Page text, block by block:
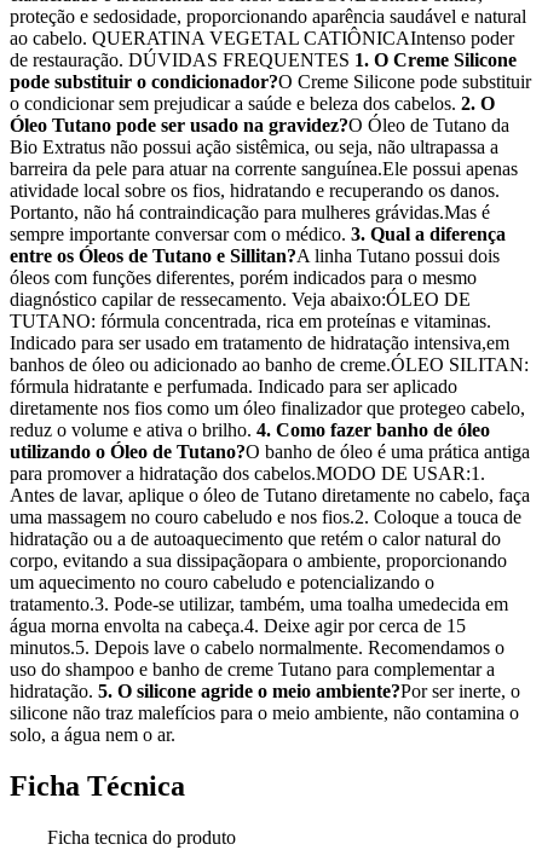
proteção e sedosidade, proporcionando aparência saudável e natural
ao cabelo. QUERATINA VEGETAL CATIÔNICAIntenso poder
de restauração. DÚVIDAS FREQUENTES 1. O Creme Silicone
pode substituir o condicionador?O Creme Silicone pode substituir
o condicionar sem prejudicar a saúde e beleza dos cabelos. 2. O
Óleo Tutano pode ser usado na gravidez?O Óleo de Tutano da
Bio Extratus não possui ação sistêmica, ou seja, não ultrapassa a
barreira da pele para atuar na corrente sanguínea.Ele possui apenas
atividade local sobre os fios, hidratando e recuperando os danos.
Portanto, não há contraindicação para mulheres grávidas.Mas é
sempre importante conversar com o médico. 3. Qual a diferença
entre os Óleos de Tutano e Sillitan?A linha Tutano possui dois
óleos com funções diferentes, porém indicados para o mesmo
diagnóstico capilar de ressecamento. Veja abaixo:ÓLEO DE
TUTANO: fórmula concentrada, rica em proteínas e vitaminas.
Indicado para ser usado em tratamento de hidratação intensiva,em
banhos de óleo ou adicionado ao banho de creme.ÓLEO SILITAN:
fórmula hidratante e perfumada. Indicado para ser aplicado
diretamente nos fios como um óleo finalizador que protegeo cabelo,
reduz o volume e ativa o brilho. 4. Como fazer banho de óleo
utilizando o Óleo de Tutano?O banho de óleo é uma prática antiga
para promover a hidratação dos cabelos.MODO DE USAR:1.
Antes de lavar, aplique o óleo de Tutano diretamente no cabelo, faça
uma massagem no couro cabeludo e nos fios.2. Coloque a touca de
hidratação ou a de autoaquecimento que retém o calor natural do
corpo, evitando a sua dissipaçãopara o ambiente, proporcionando
um aquecimento no couro cabeludo e potencializando o
tratamento.3. Pode-se utilizar, também, uma toalha umedecida em
água morna envolta na cabeça.4. Deixe agir por cerca de 15
minutos.5. Depois lave o cabelo normalmente. Recomendamos o
uso do shampoo e banho de creme Tutano para complementar a
hidratação. 5. O silicone agride o meio ambiente?Por ser inerte, o
silicone não traz malefícios para o meio ambiente, não contamina o
solo, a água nem o ar.
Ficha Técnica
Ficha tecnica do produto